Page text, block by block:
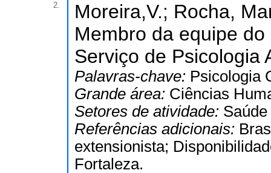
2.
Moreira,V.; Rocha,
Membro da equipe
Serviço de Psicologia
Palavras-chave: Psicologia
Grande área: Ciências
Setores de atividade:
Referências adicionais:
extensionista;
Fortaleza.